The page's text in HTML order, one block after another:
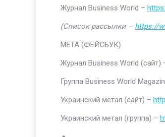
Журнал Business World –
(Список рассылки – https://
МЕТА (ФЕЙСБУК)
Журнал Business World (сайт)
Группа Business World
Украинский метал (сайт) –
Украинский метал (группа) –